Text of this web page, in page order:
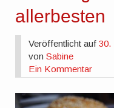
allerbesten
Veröffentlicht auf30.
vonSabine
Ein Kommentar